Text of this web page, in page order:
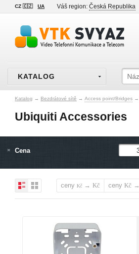
CZ 🇨🇿 UA Váš region: Česká Republika
KATALOG
Katalog → Bezdrátové sítě → Access point/Bridges →
Ubiquiti Accessories
Cena
ceny Kč → Kč ceny Kč →